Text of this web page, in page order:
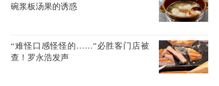
碗浆板汤果的诱惑
“难怪口感怪怪的……”必胜客门店被
查！罗永浩发声